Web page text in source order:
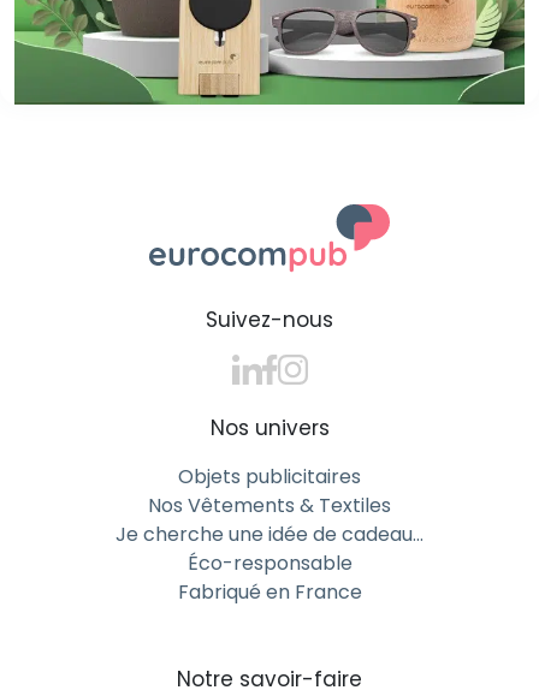
Suivez-nous
Nos univers
Objets publicitaires
Nos Vêtements & Textiles
Je cherche une idée de cadeau…
Éco-responsable
Fabriqué en France
Notre savoir-faire